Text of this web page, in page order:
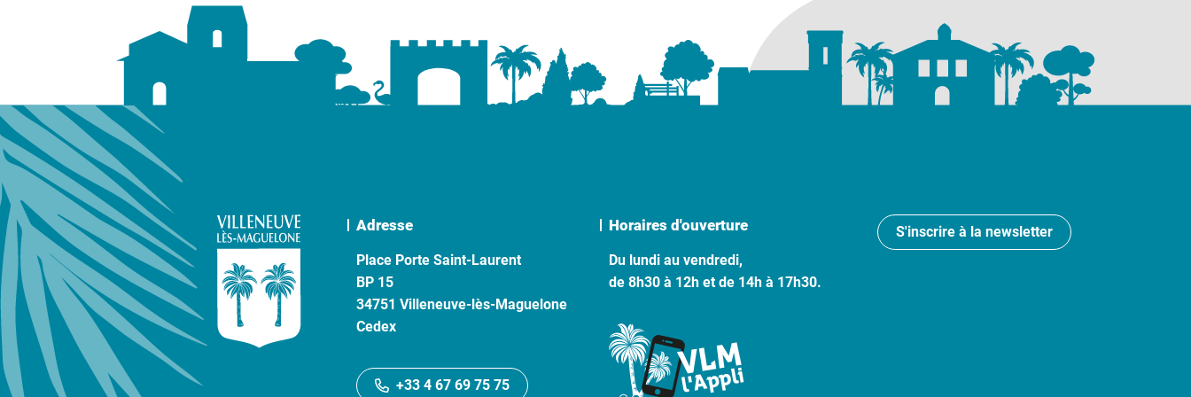
Adresse
Place Porte Saint-Laurent
BP 15
34751 Villeneuve-lès-Maguelone
Cedex
+33 4 67 69 75 75
Horaires d'ouverture
Du lundi au vendredi,
de 8h30 à 12h et de 14h à 17h30.
S'inscrire à la newsletter